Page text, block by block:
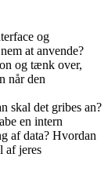
og
at anvende?
og tænk over,
når den
skal det gribes an?
en intern
af data? Hvordan
af jeres